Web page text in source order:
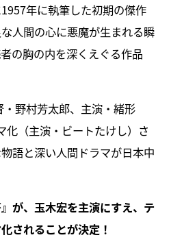
年に執筆した初期の傑作
人間の心に悪魔が生まれる瞬
の胸の内を深くえぐる作品
野村芳太郎、主演・緒形
化（主演・ビートたけし）さ
語と深い人間ドラマが日本中
が、玉木宏を主演にすえ、テ
されることが決定！